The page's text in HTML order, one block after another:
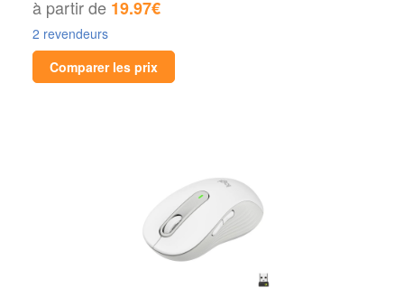
à partir de 19.97€
2 revendeurs
Comparer les prix